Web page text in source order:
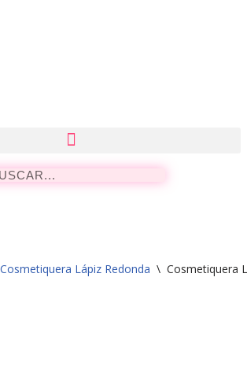
Cosmetiquera Lápiz Redonda \ Cosmetiquera